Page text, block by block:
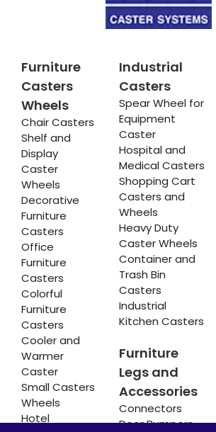
Furniture
Casters
Wheels
Chair Casters
Shelf and
Display
Caster
Wheels
Decorative
Furniture
Casters
Office
Furniture
Casters
Colorful
Furniture
Casters
Cooler and
Warmer
Caster
Small Casters
Wheels
Hotel
Industrial
Casters
Spear Wheel for
Equipment
Caster
Hospital and
Medical Casters
Shopping Cart
Casters and
Wheels
Heavy Duty
Caster Wheels
Container and
Trash Bin
Casters
Industrial
Kitchen Casters
Furniture
Legs and
Accessories
Connectors
Door Bumpers